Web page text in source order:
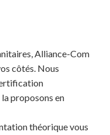
Alliance-Com
côtés. Nous
proposons en
théorique vous